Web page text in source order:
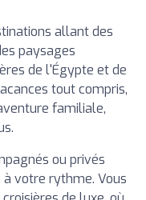
allant des
paysages
de l'Égypte et de
tout compris,
familiale,
ou privés
votre rythme. Vous